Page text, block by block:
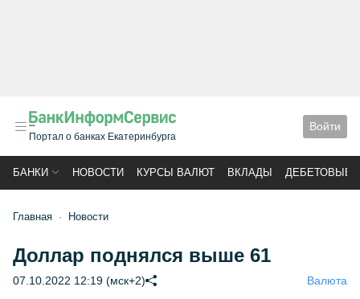
Портал о банках Екатеринбурга
Войти
БАНКИ НОВОСТИ КУРСЫ ВАЛЮТ ВКЛАДЫ ДЕБЕТОВЫЕ
Главная Новости
Доллар поднялся выше 61
07.10.2022 12:19 (мск+2) Валюта